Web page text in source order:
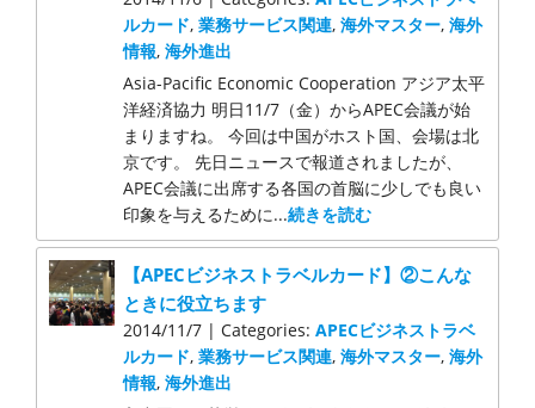
ルカード,業務サービス関連,海外マスター,海外
情報,海外進出
Asia-Pacific Economic Cooperation アジア太平
洋経済協力 明日11/7（金）からAPEC会議が始
まりますね。 今回は中国がホスト国、会場は北
京です。 先日ニュースで報道されましたが、
APEC会議に出席する各国の首脳に少しでも良い
印象を与えるために...続きを読む
【APECビジネストラベルカード】②こんな
ときに役立ちます
2014/11/7 | Categories:APECビジネストラベ
ルカード,業務サービス関連,海外マスター,海外
情報,海外進出